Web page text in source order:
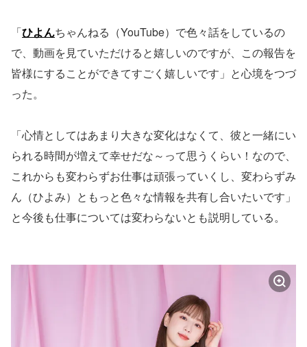
「ひよんちゃんねる（YouTube）で色々話をしているの
で、動画を見ていただけると嬉しいのですが、この報告を
皆様にすることができてすごく嬉しいです」と心境をつづ
った。
「心情としてはあまり大きな変化はなくて、彼と一緒にい
られる時間が増えて幸せだな～って思うくらい！なので、
これからも変わらずお仕事は頑張っていくし、変わらずみ
ん（ひよみ）ともっと色々な情報を共有し合いたいです」
と今後も仕事については変わらないとも説明している。